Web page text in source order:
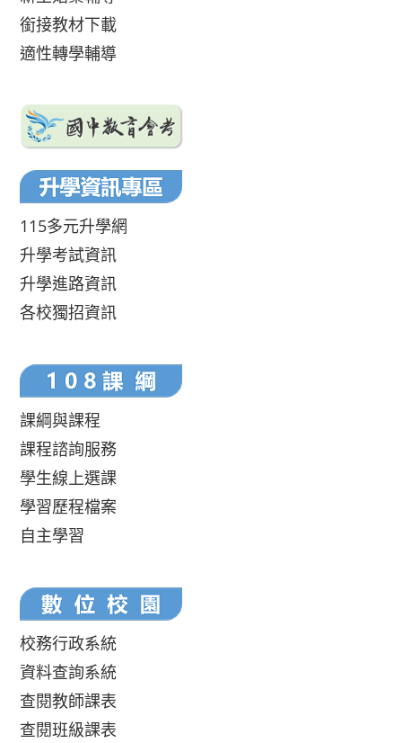
銜接教材下載
適性轉學輔導
115多元升學網
升學考試資訊
升學進路資訊
各校獨招資訊
課綱與課程
課程諮詢服務
學生線上選課
學習歷程檔案
自主學習
校務行政系統
資料查詢系統
查閱教師課表
查閱班級課表